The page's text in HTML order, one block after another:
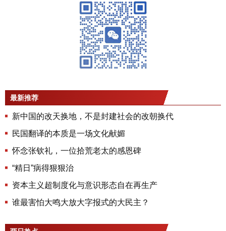
最新推荐
新中国的改天换地，不是封建社会的改朝换代
民国翻译的本质是一场文化献媚
怀念张钦礼，一位拾荒老太的感恩碑
“精日”病得狠狠治
资本主义超制度化与意识形态自在再生产
谁最害怕大鸣大放大字报式的大民主？